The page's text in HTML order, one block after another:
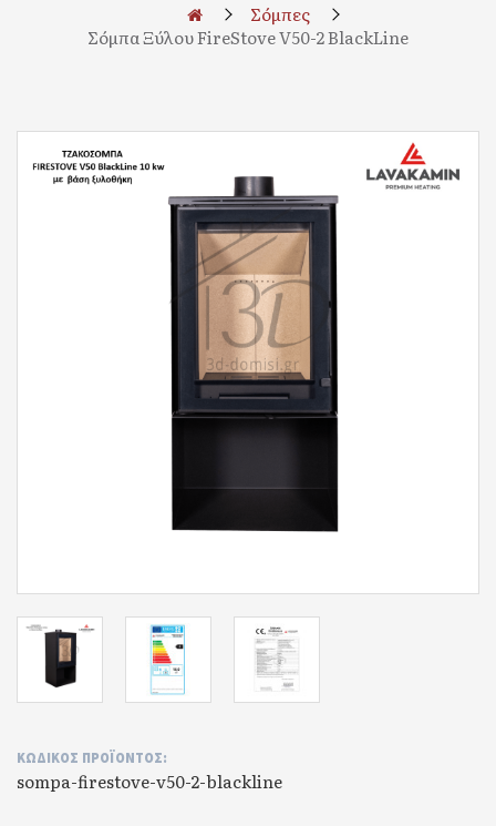
Σόμπες
Σόμπα Ξύλου FireStove V50-2 BlackLine
ΚΩΔΙΚΌΣ ΠΡΟΪΌΝΤΟΣ:
sompa-firestove-v50-2-blackline